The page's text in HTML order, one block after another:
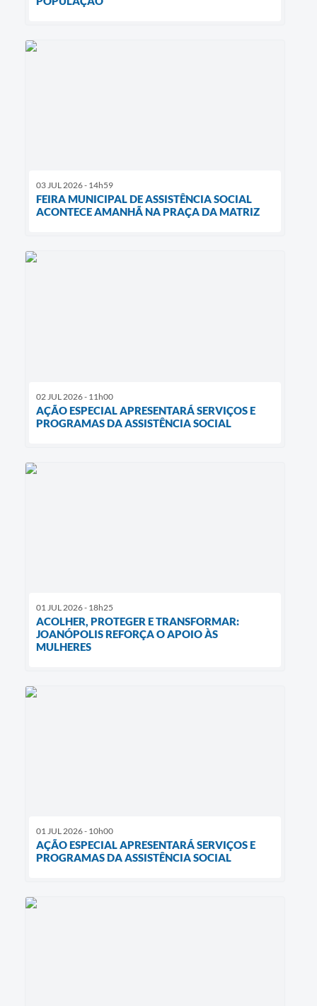
03 JUL 2026 - 14h59
FEIRA MUNICIPAL DE ASSISTÊNCIA SOCIAL
ACONTECE AMANHÃ NA PRAÇA DA MATRIZ
02 JUL 2026 - 11h00
AÇÃO ESPECIAL APRESENTARÁ SERVIÇOS E
PROGRAMAS DA ASSISTÊNCIA SOCIAL
01 JUL 2026 - 18h25
ACOLHER, PROTEGER E TRANSFORMAR:
JOANÓPOLIS REFORÇA O APOIO ÀS
MULHERES
01 JUL 2026 - 10h00
AÇÃO ESPECIAL APRESENTARÁ SERVIÇOS E
PROGRAMAS DA ASSISTÊNCIA SOCIAL